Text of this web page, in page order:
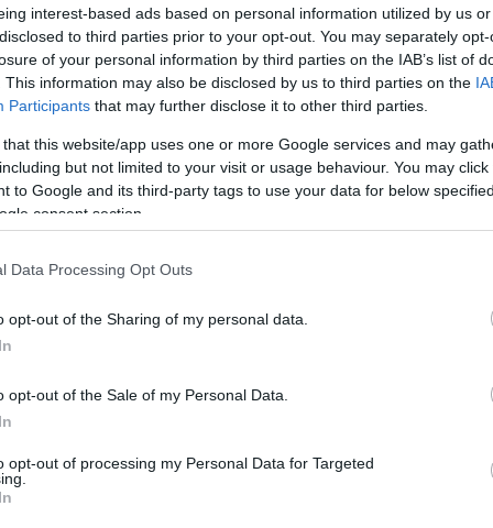
interest-based ads based on personal information utilized by us
to third parties prior to your opt-out. You may separately
of your personal information by third parties on the IAB’s list of
This information may also be disclosed by us to third parties on the
Participants that may further disclose it to other third parties.
that this website/app uses one or more Google services and may
but not limited to your visit or usage behaviour. You may
to Google and its third-party tags to use your data for below
consent section.
Data Processing Opt Outs
opt-out of the Sharing of my personal data.
opt-out of the Sale of my Personal Data.
opt-out of processing my Personal Data for Targeted
hogy a televízió más ritmust követel, mint a film: míg
sorozatnak szélesebb tematikus alapokra van
létformák közötti feszültségben találta meg,
testek történeteiben, amelyek egyszerre idézik
át: Hawley szerint kevésbé "jelmezes", sokkal
az igazán félelmetes nem a hegyes fogsor, hanem a
idegenszerűek és kísértetiesen ismerősek. A
is tovább burjánzik: Hawley a mai gazdasági
fel, ahol a leggazdagabbak billiókat birtokolnak, a
Alien legnagyobb gonosza mindig is a vállalat, a
szintre emelkedik.